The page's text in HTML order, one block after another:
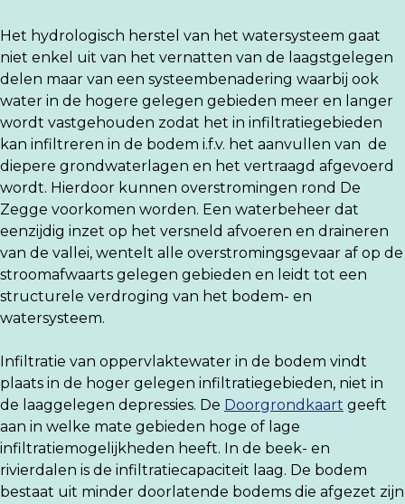
Het hydrologisch herstel van het watersysteem gaat
niet enkel uit van het vernatten van de laagstgelegen
delen maar van een systeembenadering waarbij ook
water in de hogere gelegen gebieden meer en langer
wordt vastgehouden zodat het in infiltratiegebieden
kan infiltreren in de bodem i.f.v. het aanvullen van de
diepere grondwaterlagen en het vertraagd afgevoerd
wordt. Hierdoor kunnen overstromingen rond De
Zegge voorkomen worden. Een waterbeheer dat
eenzijdig inzet op het versneld afvoeren en draineren
van de vallei, wentelt alle overstromingsgevaar af op de
stroomafwaarts gelegen gebieden en leidt tot een
structurele verdroging van het bodem- en
watersysteem.
Infiltratie van oppervlaktewater in de bodem vindt
plaats in de hoger gelegen infiltratiegebieden, niet in
de laaggelegen depressies. De Doorgrondkaart geeft
aan in welke mate gebieden hoge of lage
infiltratiemogelijkheden heeft. In de beek- en
rivierdalen is de infiltratiecapaciteit laag. De bodem
bestaat uit minder doorlatende bodems die afgezet zijn